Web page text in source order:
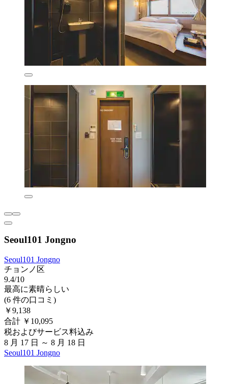
Seoul101 Jongno
Seoul101 Jongno
チョンノ区
9.4/10
最高に素晴らしい
(6 件の口コミ)
￥9,138
合計 ￥10,095
税およびサービス料込み
8 月 17 日 ～ 8 月 18 日
Seoul101 Jongno